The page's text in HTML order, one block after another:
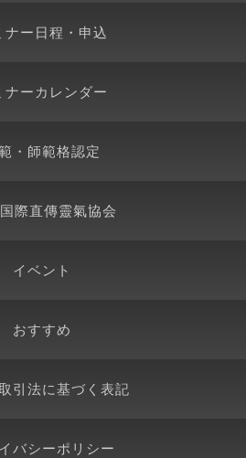
ナー日程・申込
ナーカレンダー
・師範格認定
際直傳靈氣協会
イベント
おすすめ
引法に基づく表記
バシーポリシー